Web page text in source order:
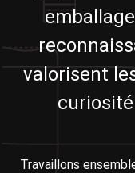
valorisent
Travaillons